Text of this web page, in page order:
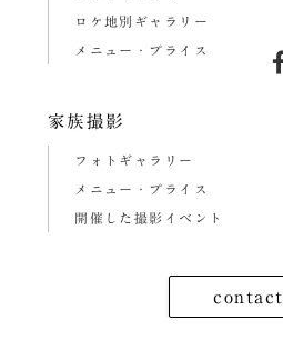
ロケ地別ギャラリー
メニュー・プライス
家族撮影
フォトギャラリー
メニュー・プライス
開催した撮影イベント
contact